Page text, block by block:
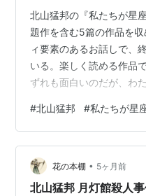
北山猛邦の『私たちが星
題作を含む5篇の作品を
ィ要素のあるお話しで、
いる。楽しく読める作品
ずれも面白いのだが、わ
格：869円（税込、送料
入
#北山猛邦 #私たちが星
花の本棚 • 5ヶ月前
北山猛邦 月灯館殺人